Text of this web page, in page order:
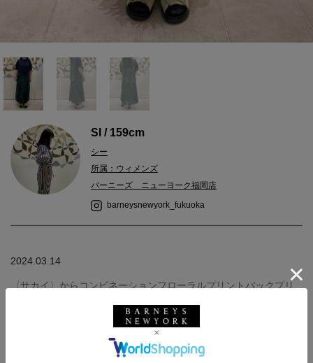
SI / 159cm
シー
所属：ウィメンズ
バーニーズ ニューヨーク福岡店
barneysnewyork_fukuoka
2024.03.14
〈サカイ〉からコンビネーションフローラルプリントバックプリ
ーツニットプルオーバーのご紹介です。
バックにグリーンを基調としたフローラルプリントが施されたニ
ットプルオーバーです。